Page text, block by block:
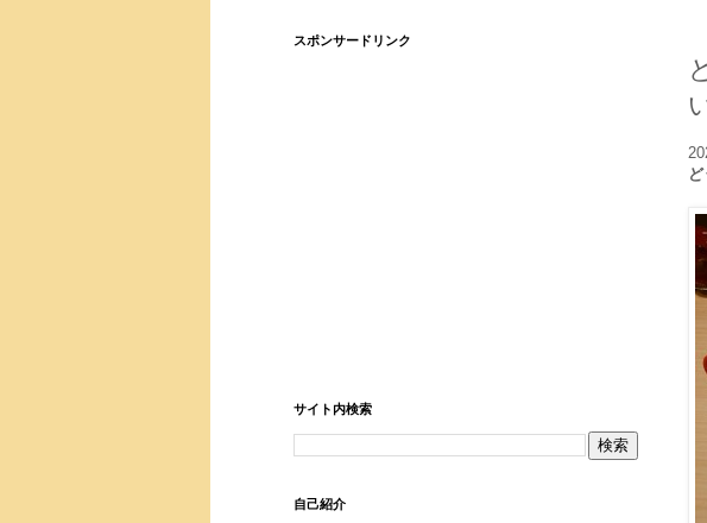
スポンサードリンク
サイト内検索
自己紹介